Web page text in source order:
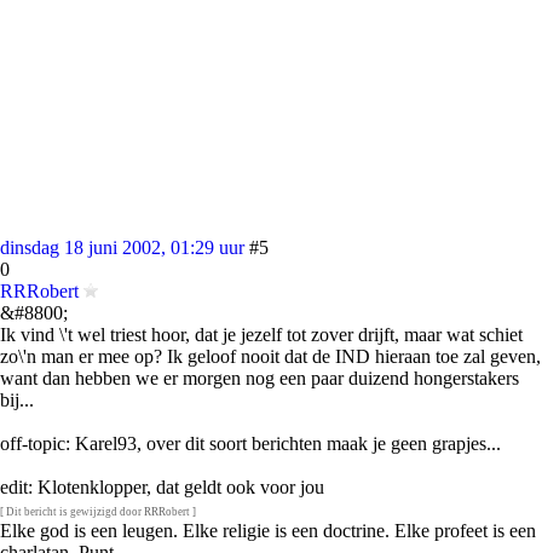
dinsdag 18 juni 2002, 01:29 uur #5
0
RRRobert
&#8800;
Ik vind \'t wel triest hoor, dat je jezelf tot zover drijft, maar wat schiet
zo\'n man er mee op? Ik geloof nooit dat de IND hieraan toe zal geven,
want dan hebben we er morgen nog een paar duizend hongerstakers
bij...
off-topic: Karel93, over dit soort berichten maak je geen grapjes...
edit: Klotenklopper, dat geldt ook voor jou
[ Dit bericht is gewijzigd door RRRobert ]
Elke god is een leugen. Elke religie is een doctrine. Elke profeet is een